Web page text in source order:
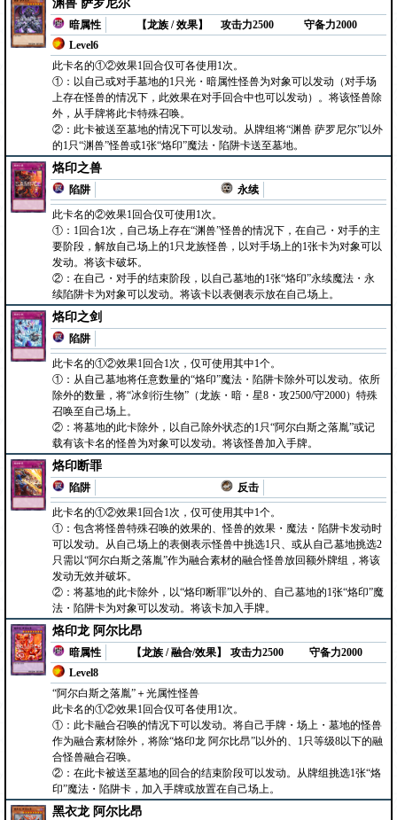
渊兽 萨罗尼尔
暗属性
【龙族 / 效果】
Level6
攻击力2500 守备力2000
此卡名的①②效果1回合仅可各使用1次。
①：以自己或对手墓地的1只光・暗属性怪兽为对象可以发动（对手场
上存在怪兽的情况下，此效果在对手回合中也可以发动）。将该怪兽除
外，从手牌将此卡特殊召唤。
②：此卡被送至墓地的情况下可以发动。从牌组将“渊兽 萨罗尼尔”以外
的1只“渊兽”怪兽或1张“烙印”魔法・陷阱卡送至墓地。
烙印之兽
陷阱
永续
此卡名的②效果1回合仅可使用1次。
①：1回合1次，自己场上存在“渊兽”怪兽的情况下，在自己・对手的主
要阶段，解放自己场上的1只龙族怪兽，以对手场上的1张卡为对象可以
发动。将该卡破坏。
②：在自己・对手的结束阶段，以自己墓地的1张“烙印”永续魔法・永
续陷阱卡为对象可以发动。将该卡以表侧表示放在自己场上。
烙印之剑
陷阱
此卡名的①②效果1回合1次，仅可使用其中1个。
①：从自己墓地将任意数量的“烙印”魔法・陷阱卡除外可以发动。依所
除外的数量，将“冰剑衍生物”（龙族・暗・星8・攻2500/守2000）特殊
召唤至自己场上。
②：将墓地的此卡除外，以自己除外状态的1只“阿尔白斯之落胤”或记
载有该卡名的怪兽为对象可以发动。将该怪兽加入手牌。
烙印断罪
陷阱
反击
此卡名的①②效果1回合1次，仅可使用其中1个。
①：包含将怪兽特殊召唤的效果的、怪兽的效果・魔法・陷阱卡发动时
可以发动。从自己场上的表侧表示怪兽中挑选1只、或从自己墓地挑选2
只需以“阿尔白斯之落胤”作为融合素材的融合怪兽放回额外牌组，将该
发动无效并破坏。
②：将墓地的此卡除外，以“烙印断罪”以外的、自己墓地的1张“烙印”魔
法・陷阱卡为对象可以发动。将该卡加入手牌。
烙印龙 阿尔比昂
暗属性
【龙族 / 融合/效果】
Level8
攻击力2500 守备力2000
“阿尔白斯之落胤”＋光属性怪兽
此卡名的①②效果1回合仅可各使用1次。
①：此卡融合召唤的情况下可以发动。将自己手牌・场上・墓地的怪兽
作为融合素材除外，将除“烙印龙 阿尔比昂”以外的、1只等级8以下的融
合怪兽融合召唤。
②：在此卡被送至墓地的回合的结束阶段可以发动。从牌组挑选1张“烙
印”魔法・陷阱卡，加入手牌或放置在自己场上。
黑衣龙 阿尔比昂